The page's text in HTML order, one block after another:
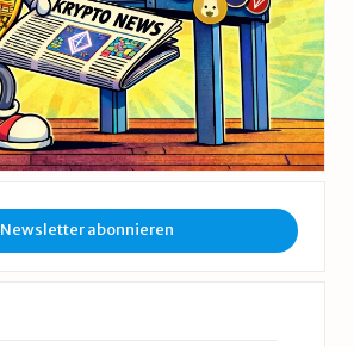
Newsletter abonnieren